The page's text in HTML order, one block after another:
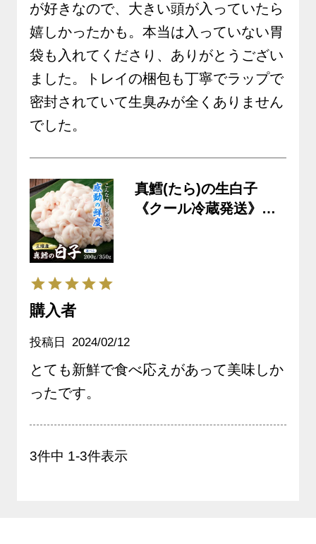
が好きなので、大きい頭が入っていたら
嬉しかったかも。本当は入っていない胃
袋も入れてくださり、ありがとうござい
ました。トレイの梱包も丁寧でラップで
密封されていて生臭みが全くありません
でした。
真鱈(たら)の生白子
《クール冷蔵発送》※
購入者
投稿日 2024/02/12
とても新鮮で食べ応えがあって美味しか
3件中 1-3件表示